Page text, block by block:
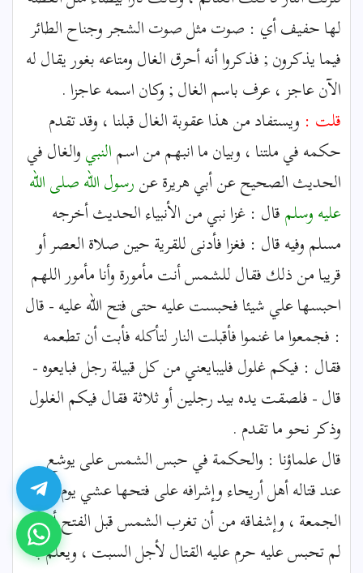
لها حفيف أي : صوت مثل صوت الشجر وجناح الطائر
فيما يذكرون ; فذكروا أنه أحرق الغال ومتاعه بغور يقال له
الآن عاجز ، عرف باسم الغال ; وكان اسمه عاجزا .
قلت : ويستفاد من هذا عقوبة الغال قبلنا ، وقد تقدم
حكمه في ملتنا ، وبيان ما انبهم من اسمالنبيوالغال في
الحديث الصحيح عن أبي هريرة عنرسول اللهصلى الله
عليه وسلمقال : غزا نبي من الأنبياء الحديث أخرجه
مسلم وفيه قال : فغزا فأدنى للقرية حين صلاة العصر أو
قريبا من ذلك فقال للشمس أنت مأمورة وأنا مأمور اللهم
احبسها علي شيئا فحبست عليه حتى فتح الله عليه - قال
: فجمعوا ما غنموا فأقبلت النار لتأكله فأبت أن تطعمه
فقال : فيكم غلول فليبايعني من كل قبيلة رجل فبايعوه -
قال - فلصقت يده بيد رجلين أو ثلاثة فقال فيكم الغلول
وذكر نحو ما تقدم .
قال علماؤنا : والحكمة في حبس الشمس على يوشع
عند قتاله أهل أريحاء وإشرافه على فتحها عشي يوم
الجمعة ، وإشفاقه من أن تغرب الشمس قبل الفتح أنه لو
لم تحبس عليه حرم عليه القتال لأجل السبت ، ويعلم به